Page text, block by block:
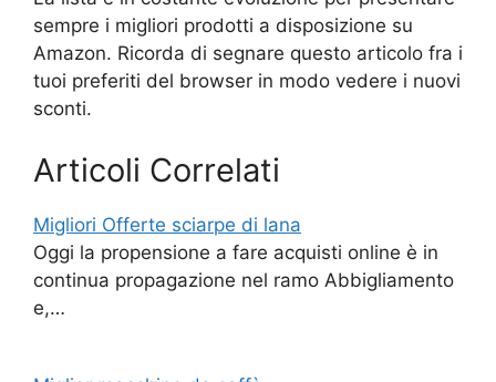
sempre i migliori prodotti a disposizione su
Amazon. Ricorda di segnare questo articolo fra i
tuoi preferiti del browser in modo vedere i nuovi
sconti.
Articoli Correlati
Migliori Offerte sciarpe di lana
Oggi la propensione a fare acquisti online è in
continua propagazione nel ramo Abbigliamento
e,…